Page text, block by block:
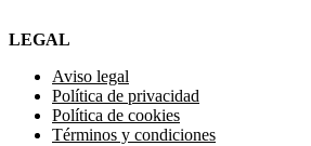
LEGAL
Aviso legal
Política de privacidad
Política de cookies
Términos y condiciones